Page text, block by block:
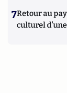
7Retour au
culturel